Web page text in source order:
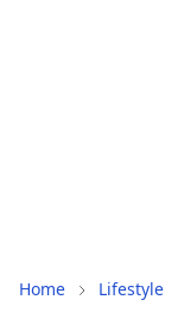
Home Lifestyle